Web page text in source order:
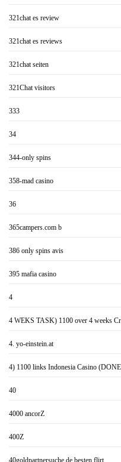
321chat es review
321chat es reviews
321chat seiten
321Chat visitors
333
34
344-only spins
358-mad casino
36
365campers.com b
386 only spins avis
395 mafia casino
4
4 WEKS TASK) 1100 over 4 weeks
4. yo-einstein.at
4) 1100 links Indonesia Casino
40
4000 ancorZ
400Z
40goldpartnersuche.de besten flirt